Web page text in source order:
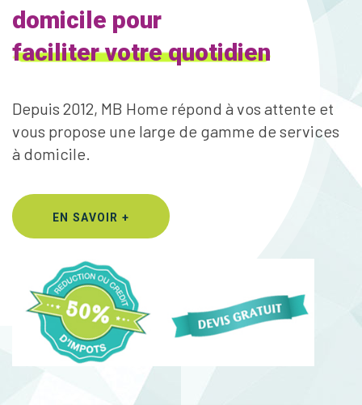
domicile pour
faciliter votre quotidien
Depuis 2012, MB Home répond à vos attente et
vous propose une large de gamme de services
à domicile.
EN SAVOIR +